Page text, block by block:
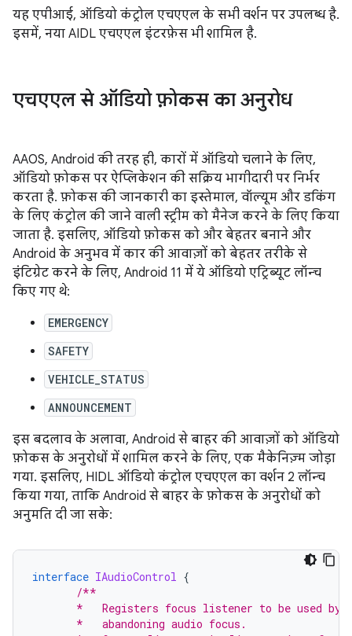
यह एपीआई, ऑडियो कंट्रोल एचएएल के सभी वर्शन पर उपलब्ध है.
इसमें, नया AIDL एचएएल इंटरफ़ेस भी शामिल है.
एचएएल से ऑडियो फ़ोकस का अनुरोध
AAOS, Android की तरह ही, कारों में ऑडियो चलाने के लिए,
ऑडियो फ़ोकस पर ऐप्लिकेशन की सक्रिय भागीदारी पर निर्भर
करता है. फ़ोकस की जानकारी का इस्तेमाल, वॉल्यूम और डकिंग
के लिए कंट्रोल की जाने वाली स्ट्रीम को मैनेज करने के लिए किया
जाता है. इसलिए, ऑडियो फ़ोकस को और बेहतर बनाने और
Android के अनुभव में कार की आवाज़ों को बेहतर तरीके से
इंटिग्रेट करने के लिए, Android 11 में ये ऑडियो एट्रिब्यूट लॉन्च
किए गए थे:
EMERGENCY
SAFETY
VEHICLE_STATUS
ANNOUNCEMENT
इस बदलाव के अलावा, Android से बाहर की आवाज़ों को ऑडियो
फ़ोकस के अनुरोधों में शामिल करने के लिए, एक मैकेनिज़्म जोड़ा
गया. इसलिए, HIDL ऑडियो कंट्रोल एचएएल का वर्शन 2 लॉन्च
किया गया, ताकि Android से बाहर के फ़ोकस के अनुरोधों को
अनुमति दी जा सके:
interface IAudioControl {
/**
*   Registers focus listener to be used by
       *   abandoning audio focus.